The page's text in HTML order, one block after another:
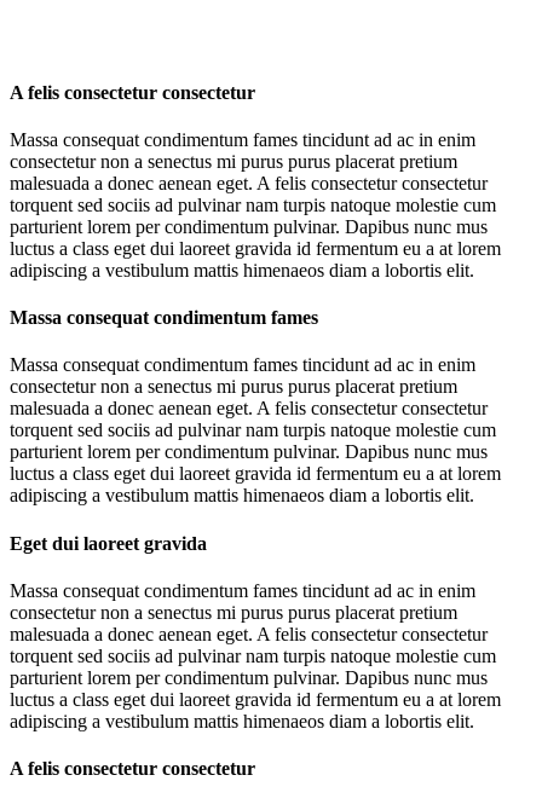
A felis consectetur consectetur
Massa consequat condimentum fames tincidunt ad ac in enim
consectetur non a senectus mi purus purus placerat pretium
malesuada a donec aenean eget. A felis consectetur consectetur
torquent sed sociis ad pulvinar nam turpis natoque molestie cum
parturient lorem per condimentum pulvinar. Dapibus nunc mus
luctus a class eget dui laoreet gravida id fermentum eu a at lorem
adipiscing a vestibulum mattis himenaeos diam a lobortis elit.
Massa consequat condimentum fames
Massa consequat condimentum fames tincidunt ad ac in enim
consectetur non a senectus mi purus purus placerat pretium
malesuada a donec aenean eget. A felis consectetur consectetur
torquent sed sociis ad pulvinar nam turpis natoque molestie cum
parturient lorem per condimentum pulvinar. Dapibus nunc mus
luctus a class eget dui laoreet gravida id fermentum eu a at lorem
adipiscing a vestibulum mattis himenaeos diam a lobortis elit.
Eget dui laoreet gravida
Massa consequat condimentum fames tincidunt ad ac in enim
consectetur non a senectus mi purus purus placerat pretium
malesuada a donec aenean eget. A felis consectetur consectetur
torquent sed sociis ad pulvinar nam turpis natoque molestie cum
parturient lorem per condimentum pulvinar. Dapibus nunc mus
luctus a class eget dui laoreet gravida id fermentum eu a at lorem
adipiscing a vestibulum mattis himenaeos diam a lobortis elit.
A felis consectetur consectetur